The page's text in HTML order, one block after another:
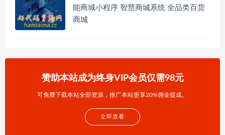
能商城小程序 智慧商城系统 全品类百货
商城
赞助本站成为终身VIP会员仅需98元
可免费下载本站全部资源，推广本站更享20%佣金提成。
立即查看